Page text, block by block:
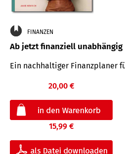
FINANZEN
Ab jetzt finanziell unabhängig
Ein nachhaltiger Finanzplaner
20,00 €
15,99 €